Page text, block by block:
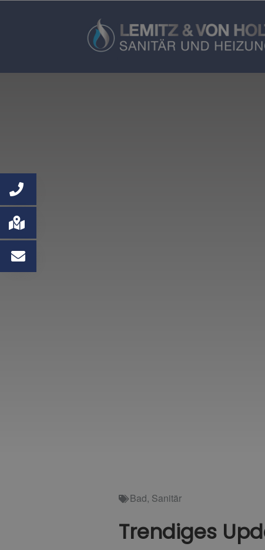
Bad, Sanitär
Trendiges